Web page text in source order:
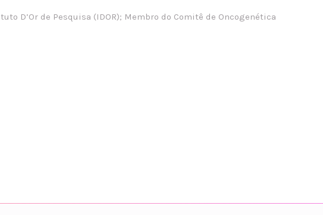
D’Or de Pesquisa (IDOR); ⁠Membro do Comitê de Oncogenética